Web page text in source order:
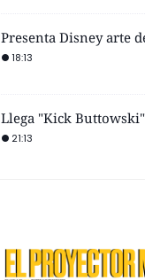
Presenta Disney arte
18:13
Llega "Kick
21:13